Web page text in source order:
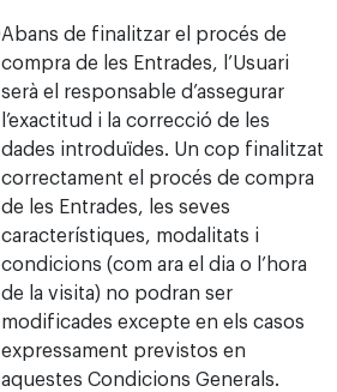
Abans de finalitzar el procés de
compra de les Entrades, l’Usuari
serà el responsable d’assegurar
l’exactitud i la correcció de les
dades introduïdes. Un cop finalitzat
correctament el procés de compra
de les Entrades, les seves
característiques, modalitats i
condicions (com ara el dia o l’hora
de la visita) no podran ser
modificades excepte en els casos
expressament previstos en
aquestes Condicions Generals.